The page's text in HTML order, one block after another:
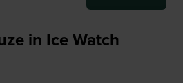
in Ice Watch